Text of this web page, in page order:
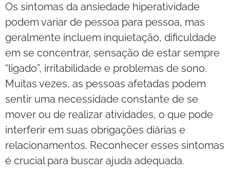
Os sintomas da ansiedade hiperatividade
podem variar de pessoa para pessoa, mas
geralmente incluem inquietação, dificuldade
em se concentrar, sensação de estar sempre
“ligado”, irritabilidade e problemas de sono.
Muitas vezes, as pessoas afetadas podem
sentir uma necessidade constante de se
mover ou de realizar atividades, o que pode
interferir em suas obrigações diárias e
relacionamentos. Reconhecer esses sintomas
é crucial para buscar ajuda adequada.